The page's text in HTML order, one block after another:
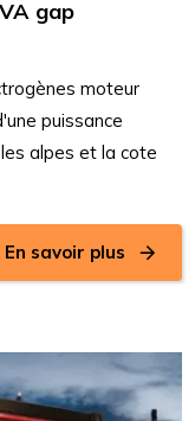
gap
moteur
puissance
alpes et la cote
En savoir plus